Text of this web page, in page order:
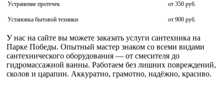
Устранение протечек от 350 руб.
Установка бытовой техники от 900 руб.
У нас на сайте вы можете заказать услуги сантехника на
Парке Победы. Опытный мастер знаком со всеми видами
сантехнического оборудования — от смесителя до
гидромассажной ванны. Работаем без лишних повреждений,
сколов и царапин. Аккуратно, грамотно, надёжно, красиво.